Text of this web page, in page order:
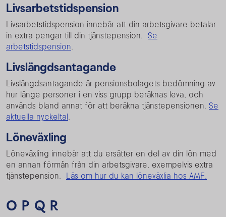
Livsarbetstidspension
Livsarbetstidspension innebär att din arbetsgivare betalar
in extra pengar till din tjänstepension. Se
arbetstidspension.
Livslängdsantagande
Livslängdsantagande är pensionsbolagets bedömning av
hur länge personer i en viss grupp beräknas leva, och
används bland annat för att beräkna tjänstepensionen. Se
aktuella nyckeltal.
Löneväxling
Löneväxling innebär att du ersätter en del av din lön med
en annan förmån från din arbetsgivare, exempelvis extra
tjänstepension. Läs om hur du kan löneväxlia hos AMF.
O P Q R